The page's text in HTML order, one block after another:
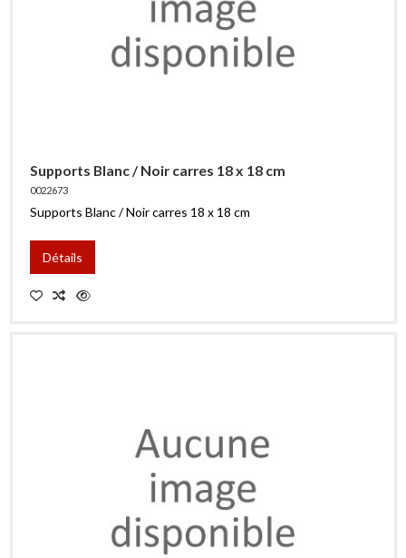
Supports Blanc / Noir carres 18 x 18 cm
0022673
Supports Blanc / Noir carres 18 x 18 cm
Détails